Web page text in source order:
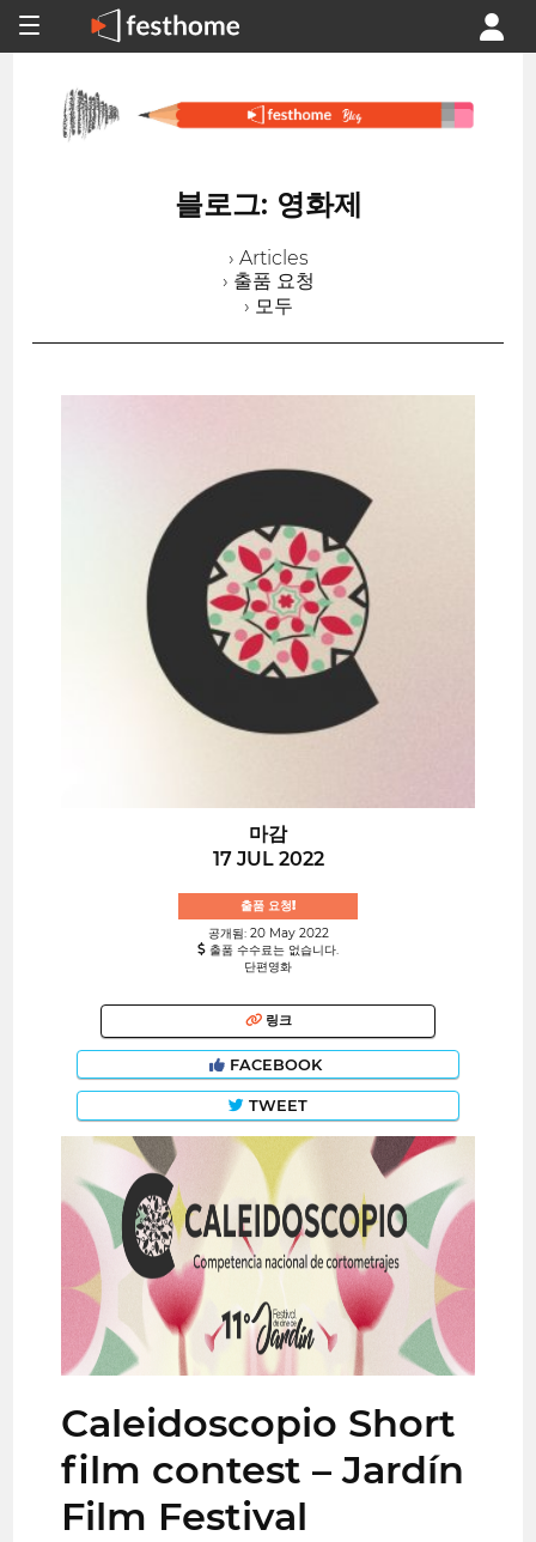
블로그: 영화제
› Articles
› 출품 요청
› 모두
마감
17 JUL 2022
출품 요청!
공개됨: 20 May 2022
출품 수수료는 없습니다.
단편영화
링크
FACEBOOK
TWEET
Caleidoscopio Short
film contest – Jardín
Film Festival